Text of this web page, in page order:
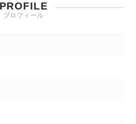
PROFILE
プロフィール